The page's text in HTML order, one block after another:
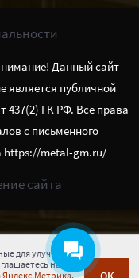
Данный сайт
является публичной
ГК РФ. Все права
с письменного
https://metal-gm.ru/
сайта
для улучшения
на
Яндекс.Метрика.